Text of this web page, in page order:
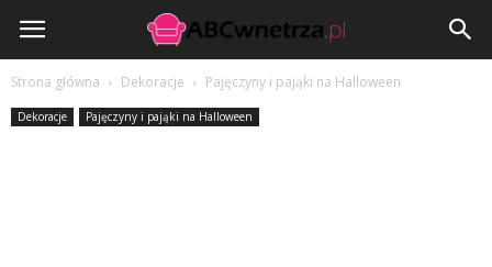
ABCwnetrza.pl
Strona główna Dekoracje Pajęczyny i pająki na Halloween
Dekoracje Pajęczyny i pająki na Halloween